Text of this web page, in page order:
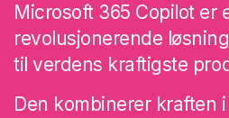
Microsoft 365 Copilot er
revolusjonerende
til verdens kraftigste
Den kombinerer kraften